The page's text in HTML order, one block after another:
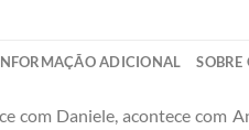
ADICIONAL SOBRE
com Daniele, acontece com